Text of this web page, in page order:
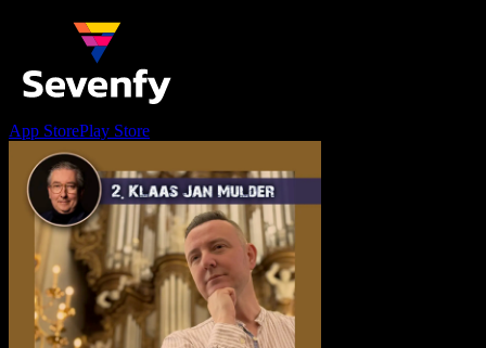
App StorePlay Store